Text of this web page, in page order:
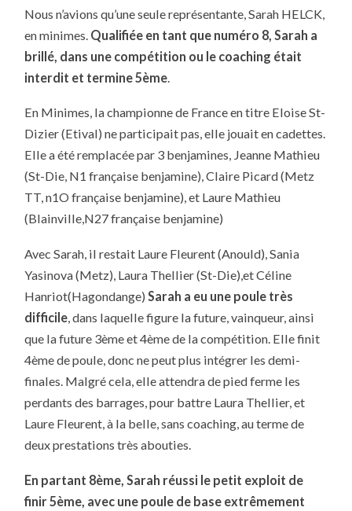
Nous n’avions qu’une seule représentante, Sarah HELCK,
en minimes. Qualifiée en tant que numéro 8, Sarah a
brillé, dans une compétition ou le coaching était
interdit et termine 5ème
En Minimes, la championne de France en titre Eloise St-
Dizier (Etival) ne participait pas, elle jouait en cadettes.
Elle a été remplacée par 3 benjamines, Jeanne Mathieu
(St-Die, N1 française benjamine), Claire Picard (Metz
TT, n1O française benjamine), et Laure Mathieu
(Blainville,N27 française benjamine)
Avec Sarah, il restait Laure Fleurent (Anould), Sania
Yasinova (Metz), Laura Thellier (St-Die),et Céline
Hanriot(Hagondange)Sarah a eu une poule très
difficile, dans laquelle figure la future, vainqueur, ainsi
que la future 3ème et 4ème de la compétition. Elle finit
4ème de poule, donc ne peut plus intégrer les demi-
finales. Malgré cela, elle attendra de pied ferme les
perdants des barrages, pour battre Laura Thellier, et
Laure Fleurent, à la belle, sans coaching, au terme de
deux prestations très abouties.
En partant 8ème, Sarah réussi le petit exploit de
finir 5ème, avec une poule de base extrêmement